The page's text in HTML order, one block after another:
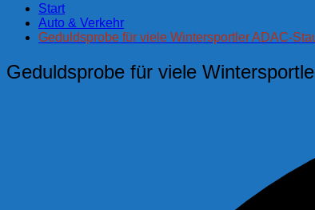
Start
Auto & Verkehr
Geduldsprobe für viele Wintersportler ADAC-
Geduldsprobe für viele